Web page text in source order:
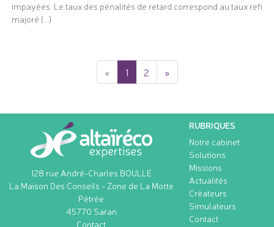
impayées. Le taux des pénalités de retard correspond au taux refi
majoré (...)
« 1 2 »
128 rue André-Charles BOULLE
La Maison Des Conseils - Zone de La Motte
Pétrée
45770 Saran
Contact
RUBRIQUES
Notre cabinet
Solutions
Missions
Actualités
Créateurs
Simulateurs
Contact